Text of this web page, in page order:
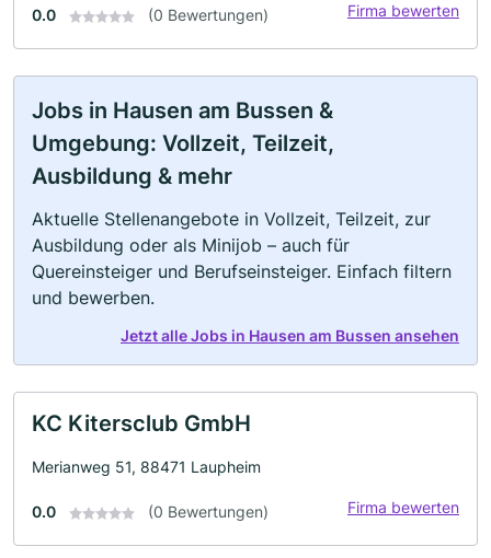
0.0 (0 Bewertungen) Firma bewerten
Jobs in Hausen am Bussen &
Umgebung: Vollzeit, Teilzeit,
Ausbildung & mehr
Aktuelle Stellenangebote in Vollzeit, Teilzeit, zur
Ausbildung oder als Minijob – auch für
Quereinsteiger und Berufseinsteiger. Einfach filtern
und bewerben.
Jetzt alle Jobs in Hausen am Bussen ansehen
KC Kitersclub GmbH
Merianweg 51, 88471 Laupheim
0.0 (0 Bewertungen) Firma bewerten